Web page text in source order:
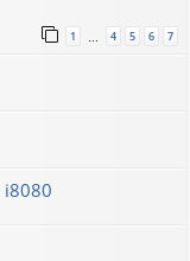
1 … 4 5 6 7
i8080